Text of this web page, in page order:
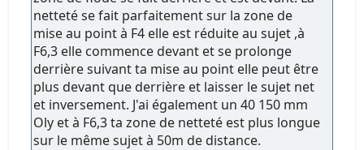
netteté se fait parfaitement sur la zone de
mise au point à F4 elle est réduite au sujet ,à
F6,3 elle commence devant et se prolonge
derrière suivant ta mise au point elle peut être
plus devant que derrière et laisser le sujet net
et inversement. J'ai également un 40 150 mm
Oly et à F6,3 ta zone de netteté est plus longue
sur le même sujet à 50m de distance.